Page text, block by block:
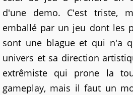
d'une demo. C'est triste,
emballé par un jeu dont les
sont une blague et qui n'a
univers et sa direction
extrêmiste qui prone la
gameplay, mais il faut un